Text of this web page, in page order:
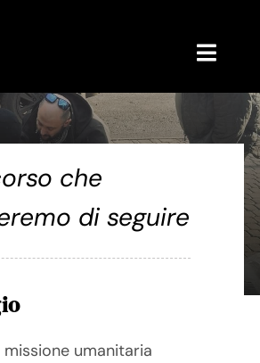
Toggle
che
di seguire
umanitaria